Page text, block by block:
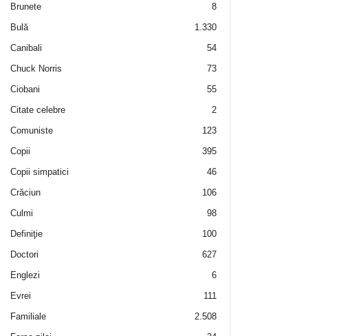
Brunete
8
Bulă
1.330
Canibali
54
Chuck Norris
73
Ciobani
55
Citate celebre
2
Comuniste
123
Copii
395
Copii simpatici
46
Crăciun
106
Culmi
98
Definiţie
100
Doctori
627
Englezi
6
Evrei
111
Familiale
2.508